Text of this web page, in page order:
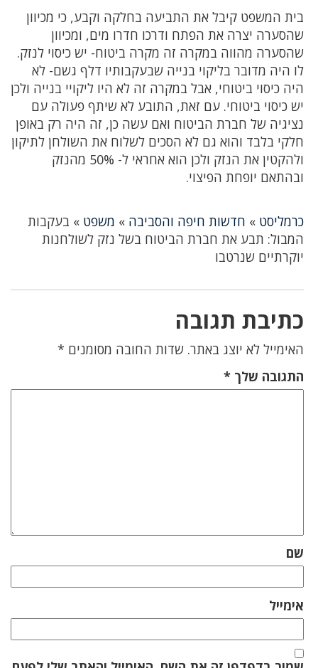
בית המשפט קיבל את התביעה בחלקה וקבע, כי מכיוון
שהסערה יצרה את הפתח ודרכו חדרו מים, ומכיוון
שהסערה מהווה במקרה זה מקרה ביטוח- יש כיסוי לנזק.
לו היה מדובר בליקוי בנייה שבעקבותיו דלף גשם- לא
היה כיסוי ביטוחי, אבל במקרה זה לא היו ליקויי בנייה ולכן
יש כיסוי ביטוחי. עם זאת, התובע לא שיתף פעולה עם
נציגיה של חברת הביטוח ואם עשה כן, זה היה רק באופן
חלקי בלבד והוא גם לא הסכים לשלוח את השולחן לתיקון
ולהקטין את הנזק ולכן הוא אחראי ל- 50% מהנזק
ובהתאם יופחת הפיצוי.
כרמליסט » חדשות חיפה והסביבה » משפט » בעקבות
המבול: תבע את חברת הביטוח בשל נזק לשולחנות
יוקרתיים שנרטבו
כתיבת תגובה
האימייל לא יוצג באתר. שדות החובה מסומנים *
התגובה שלך *
שם
אימייל